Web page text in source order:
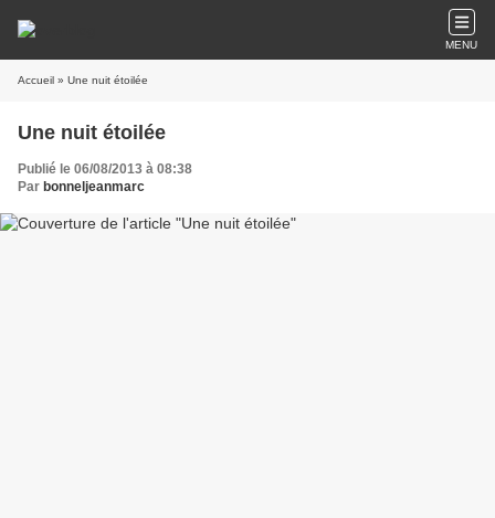
MENU
Accueil » Une nuit étoilée
Une nuit étoilée
Publié le 06/08/2013 à 08:38
Par bonneljeanmarc